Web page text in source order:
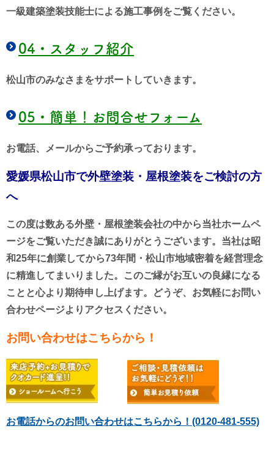
一級建築塗装技能士による施工事例をご覧ください。
04・ スタッフ紹介
松山市のみなさまをサポートしていきます。
05・ 簡単！お問合せフォーム
お電話、メールからご予約承っております。
愛媛県松山市で外壁塗装・屋根塗装をご検討の方
へ
この度は数ある外壁・屋根塗装会社の中から当社ホームペ
ージをご覧いただき誠にありがとうございます。当社は昭
和25年に創業してから73年間・松山市地域密着を経営理念
に精進してまいりました。このご縁がお互いの良縁になる
ことと心より期待申し上げます。
どうぞ、お気軽にお問い
合わせページよりアクセスください。
お問い合わせはこちらから！
お電話からのお問い合わせはこちらから！(0120-481-555)